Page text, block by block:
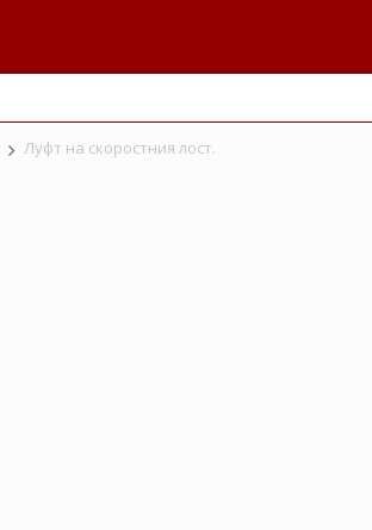
Луфт на скоростния лост.